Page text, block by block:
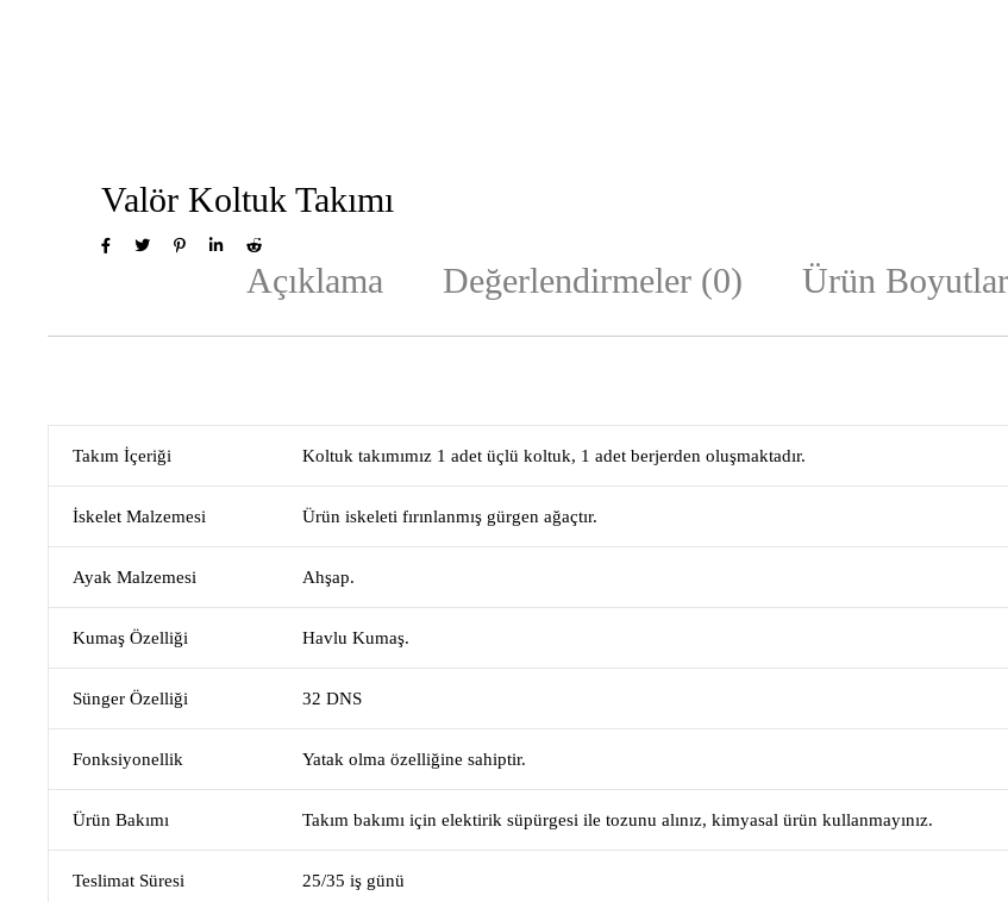
Valör Koltuk Takımı
Açıklama Değerlendirmeler (0) Ürün
Takım İçeriği Koltuk takımımız 1 adet üçlü koltuk, 1 adet berjerden oluşmaktadır.
İskelet Malzemesi Ürün iskeleti fırınlanmış gürgen ağaçtır.
Ayak Malzemesi Ahşap.
Kumaş Özelliği Havlu Kumaş.
Sünger Özelliği 32 DNS
Fonksiyonellik Yatak olma özelliğine sahiptir.
Ürün Bakımı Takım bakımı için elektirik süpürgesi ile tozunu alınız, kimyasal ürün kullanmayınız.
Teslimat Süresi 25/35 iş günü